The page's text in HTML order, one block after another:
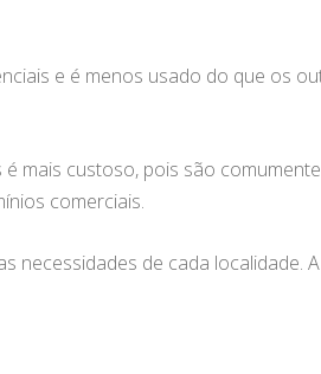
e é menos usado do que os
custoso, pois são
comerciais.
necessidades de cada